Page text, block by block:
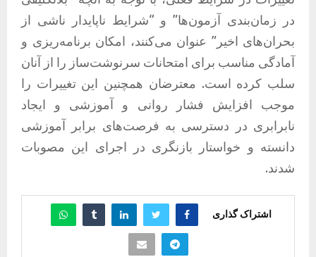
در زمان‌بندی آزمون‌ها” و “شرایط ناپایدار ناشی از
بحران‌های اخیر” عنوان می‌کنند، امکان برنامه‌ریزی و
آمادگی مناسب برای امتحانات سرنوشت‌ساز را از آنان
سلب کرده است. معترضان همچنین این تغییرات را
موجب افزایش فشار روانی و آموزشی و ایجاد
نابرابری در دسترسی به فرصت‌های برابر آموزشی
دانسته و خواستار بازنگری در اجرای این مصوبات
شدند.
اشتراک گذاری